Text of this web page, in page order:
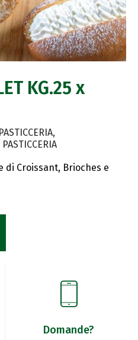
KG.25 x
di Croissant, Brioches e
Domande?